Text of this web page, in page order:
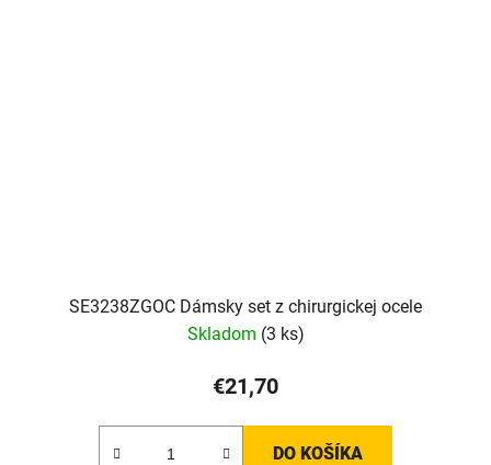
SE3238ZGOC Dámsky set z chirurgickej ocele
Skladom (3 ks)
€21,70
DO KOŠÍKA